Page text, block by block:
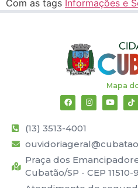
Com as tags Informações e
Mapa
(13) 3513-4001
Praça dos
Cubatão/SP - CEP 11510-